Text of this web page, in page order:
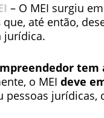
– O MEI surgiu
que, até então,
jurídica.
tem
o MEI deve
pessoas jurídicas,